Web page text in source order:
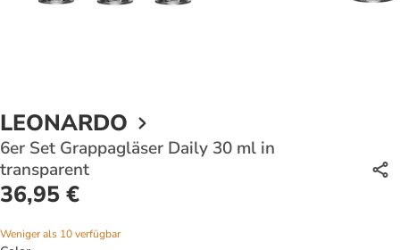
LEONARDO
6er Set Grappagläser Daily 30 ml in
transparent
36,95 €
Weniger als 10 verfügbar